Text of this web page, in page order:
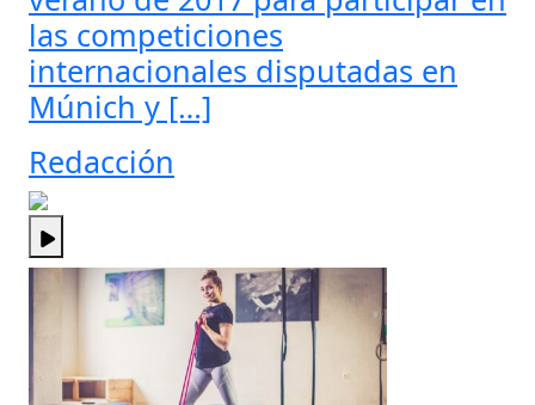
las competiciones
internacionales disputadas en
Múnich y […]
Redacción